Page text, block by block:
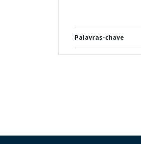
Palavras-chave